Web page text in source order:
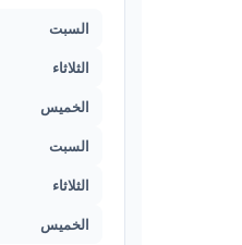
السبت
الثلاثاء
الخميس
السبت
الثلاثاء
الخميس